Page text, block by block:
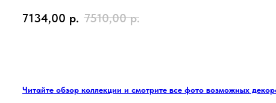
7134,00 р. 7510,00 р.
Читайте обзор коллекции и смотрите все фото возможных